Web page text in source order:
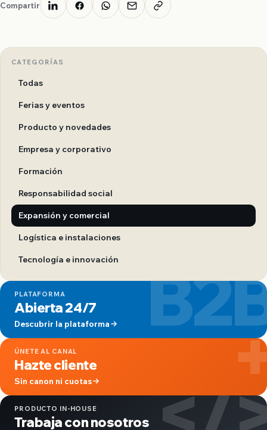
Compartir
CATEGORÍAS
Todas
Ferias y eventos
Producto y novedades
Empresa y corporativo
Formación
Responsabilidad social
Expansión y comercial
Logística e instalaciones
Tecnología e innovación
PLATAFORMA
Abierta 24/7
Descubrir la plataforma
ÚNETE AL CANAL
Hazte cliente
Sin canon ni cuotas
PRODUCTO IN-HOUSE
Trabaja con nosotros